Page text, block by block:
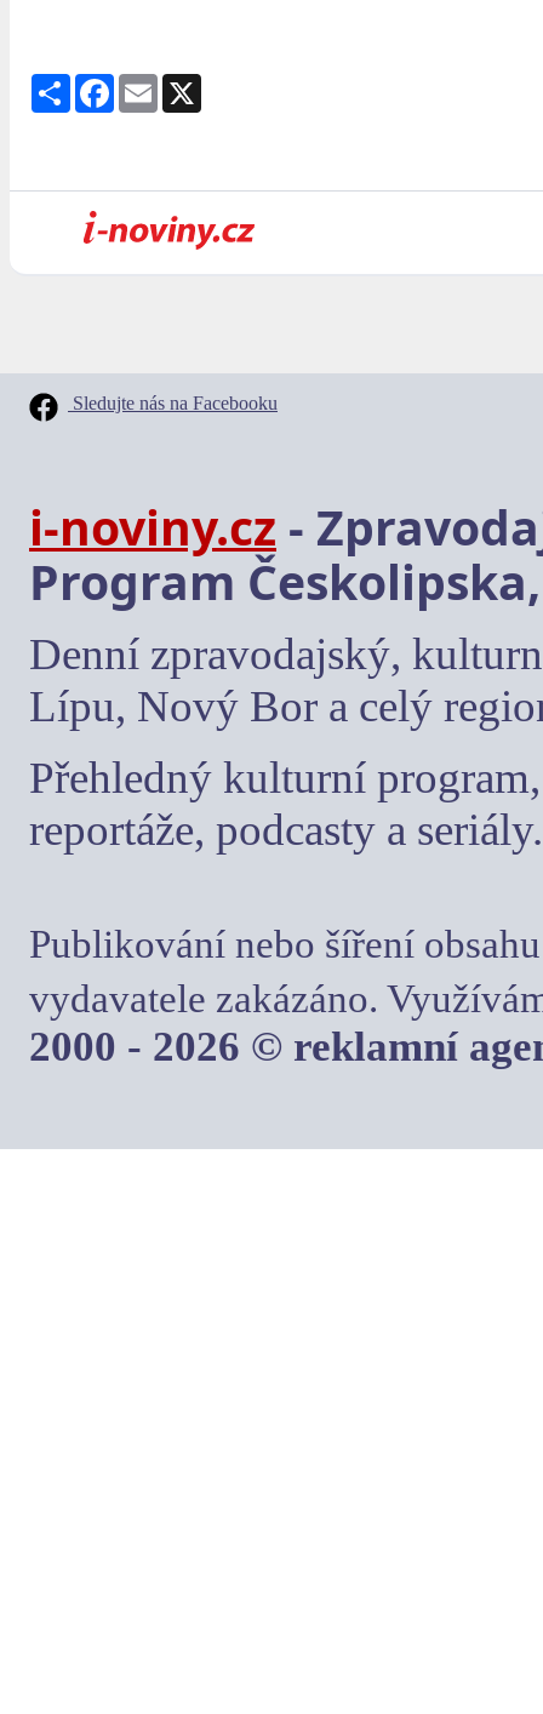
Share Facebook
Email
Sledujte nás na Facebooku
i-noviny.cz -
Program
Denní zpravodajský,
Lípu, Nový Bor a celý
Přehledný kulturní
reportáže, podcasty a seriály.
Publikování nebo šíření
vydavatele zakázáno.
2000 - 2026 © reklamní